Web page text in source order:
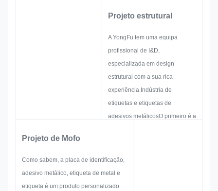
Projeto estrutural
A YongFu tem uma equipa
profissional de I&D,
especializada em design
estrutural com a sua rica
experiência.Indústria de
etiquetas e etiquetas de
adesivos metálicosO primeiro é a
Projeto de Mofo
Como sabem, a placa de identificação,
adesivo metálico, etiqueta de metal e
etiqueta é um produto personalizado